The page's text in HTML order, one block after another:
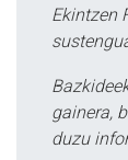
Ekintzen
gainera,
duzu